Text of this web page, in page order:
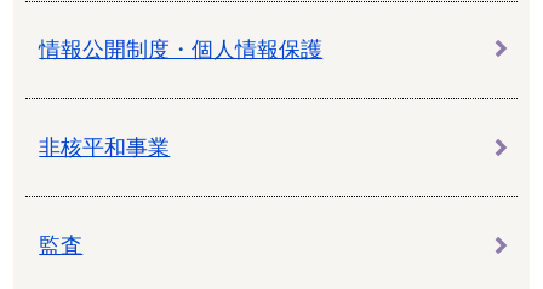
情報公開制度・個人情報保護
非核平和事業
監査